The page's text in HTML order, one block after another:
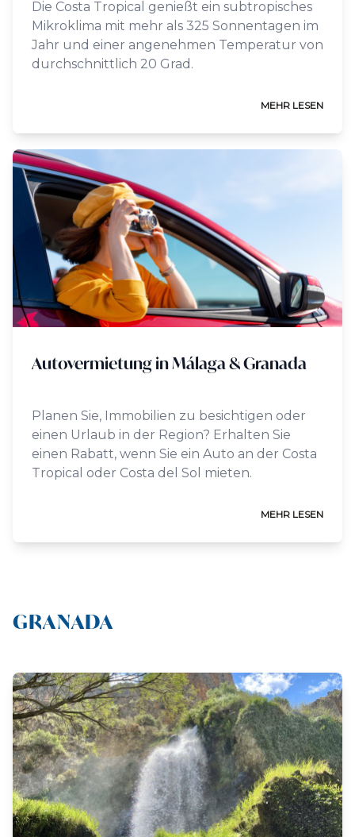
Die Costa Tropical genießt ein subtropisches
Mikroklima mit mehr als 325 Sonnentagen im
Jahr und einer angenehmen Temperatur von
durchschnittlich 20 Grad.
MEHR LESEN
Autovermietung in Málaga & Granada
Planen Sie, Immobilien zu besichtigen oder
einen Urlaub in der Region? Erhalten Sie
einen Rabatt, wenn Sie ein Auto an der Costa
Tropical oder Costa del Sol mieten.
MEHR LESEN
GRANADA